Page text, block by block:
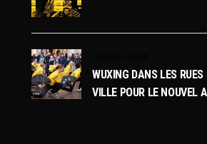
WUXING DANS LES RUES
VILLE POUR LE NOUVEL